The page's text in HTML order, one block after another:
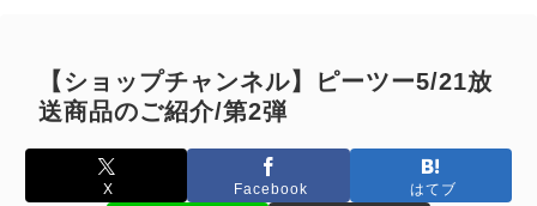
【ショップチャンネル】ピーツー5/21放
送商品のご紹介/第2弾
X Facebook はてブ